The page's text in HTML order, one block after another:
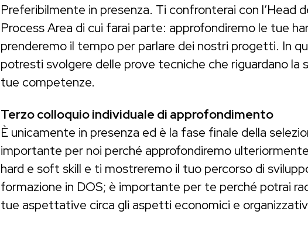
Preferibilmente in presenza. Ti confronterai con l’Head
Process Area di cui farai parte: approfondiremo le tue
prenderemo il tempo per parlare dei nostri progetti. In
potresti svolgere delle prove tecniche che riguardano la
tue competenze.
Terzo colloquio individuale di approfondimento
È unicamente in presenza ed è la fase finale della
importante per noi perché approfondiremo
hard e soft skill e ti mostreremo il tuo percorso di
formazione in DOS; è importante per te perché potrai
tue aspettative circa gli aspetti economici e